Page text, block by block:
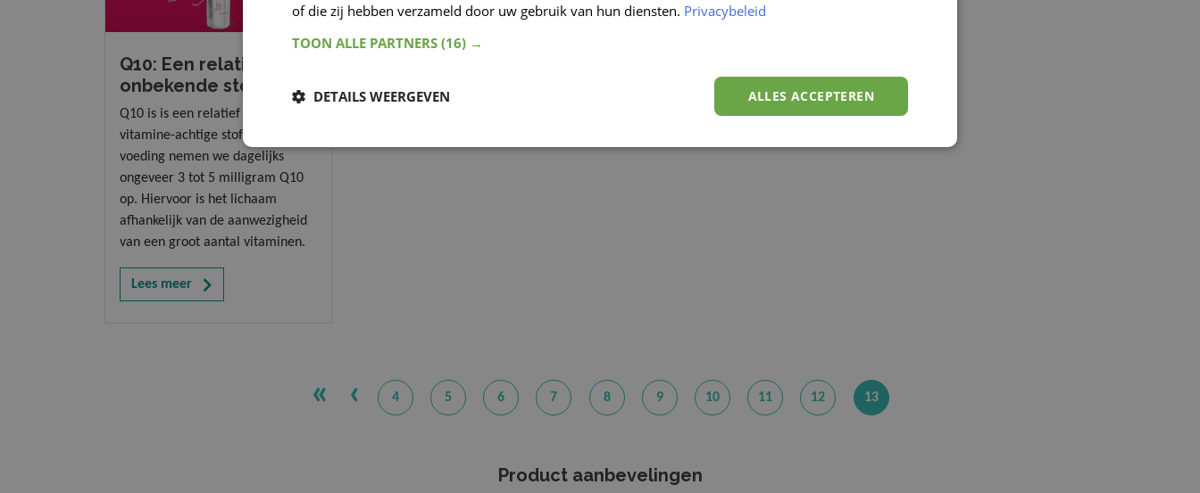
Q10: Een relatief
onbekende stof
Q10 is is een relatief onbekende
vitamine-achtige stof. Via onze
voeding nemen we dagelijks
ongeveer 3 tot 5 milligram Q10
op. Hiervoor is het lichaam
afhankelijk van de aanwezigheid
van een groot aantal vitaminen.
Lees meer
« ‹ 4 5 6 7 8 9 10 11 12 13
Product aanbevelingen
of die zij hebben verzameld door uw gebruik van hun diensten. Privacybeleid
TOON ALLE PARTNERS (16) →
ALLES ACCEPTEREN
DETAILS WEERGEVEN